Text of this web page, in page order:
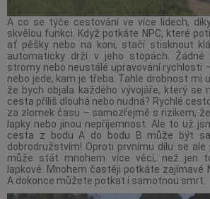
A co se týče cestování ve více lidech,
skvělou funkci. Když potkáte NPC, které
ať pěšky nebo na koni, stačí stisknout
automaticky drží v jeho stopách. Žádné
stromy nebo neustálé upravování rychlosti
nebo jede, kam je třeba. Tahle drobnost mi
že bych objala každého vývojáře, který se
cesta příliš dlouhá nebo nudná? Rychlé
za zlomek času – samozřejmě s rizikem,
lapky nebo jinou nepříjemnost. Ale to už
cesta z bodu A do bodu B může být
dobrodružstvím! Oproti prvnímu dílu se
může stát mnohem více věcí, než jen
lapkové. Mnohem častěji potkáte zajímavé
A dokonce můžete potkat i samotnou smrt.